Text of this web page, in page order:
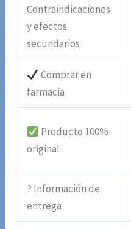
Contraindicaciones
y efectos
secundarios
Comprar en
farmacia
Producto 100%
original
? Información de
entrega